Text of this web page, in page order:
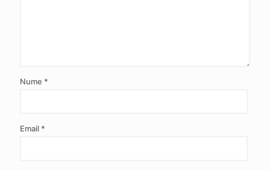
Nume *
Email *